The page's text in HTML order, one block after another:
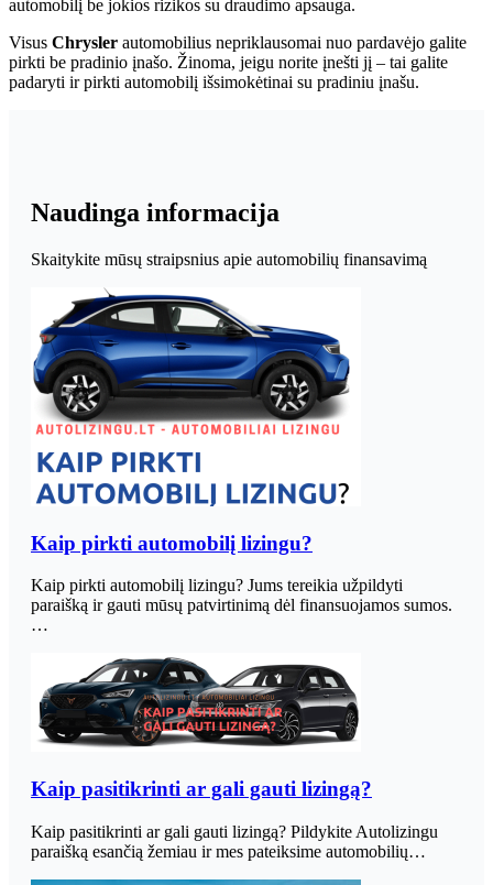
automobilį be jokios rizikos su draudimo apsauga.
Visus Chrysler automobilius nepriklausomai nuo pardavėjo galite
pirkti be pradinio įnašo. Žinoma, jeigu norite įnešti jį – tai galite
padaryti ir pirkti automobilį išsimokėtinai su pradiniu įnašu.
Naudinga informacija
Skaitykite mūsų straipsnius apie automobilių finansavimą
Kaip pirkti automobilį lizingu?
Kaip pirkti automobilį lizingu? Jums tereikia užpildyti
paraišką ir gauti mūsų patvirtinimą dėl finansuojamos sumos.
…
Kaip pasitikrinti ar gali gauti lizingą?
Kaip pasitikrinti ar gali gauti lizingą? Pildykite Autolizingu
paraišką esančią žemiau ir mes pateiksime automobilių…